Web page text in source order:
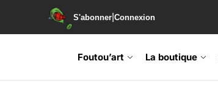
S'abonner Connexion
Foutou’art La boutique